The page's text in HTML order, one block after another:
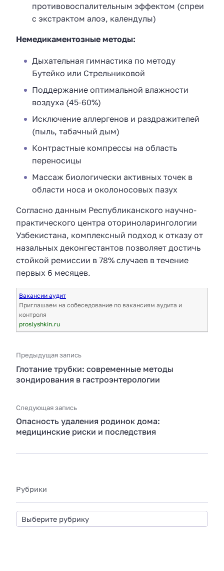
противовоспалительным эффектом (спреи
с экстрактом алоэ, календулы)
Немедикаментозные методы:
Дыхательная гимнастика по методу
Бутейко или Стрельниковой
Поддержание оптимальной влажности
воздуха (45-60%)
Исключение аллергенов и раздражителей
(пыль, табачный дым)
Контрастные компрессы на область
переносицы
Массаж биологически активных точек в
области носа и околоносовых пазух
Согласно данным Республиканского научно-
практического центра оториноларингологии
Узбекистана, комплексный подход к отказу от
назальных деконгестантов позволяет достичь
стойкой ремиссии в 78% случаев в течение
первых 6 месяцев.
Вакансии аудит
Приглашаем на собеседование по вакансиям аудита и
контроля
proslyshkin.ru
Предыдущая запись
Глотание трубки: современные методы
зондирования в гастроэнтерологии
Следующая запись
Опасность удаления родинок дома:
медицинские риски и последствия
Рубрики